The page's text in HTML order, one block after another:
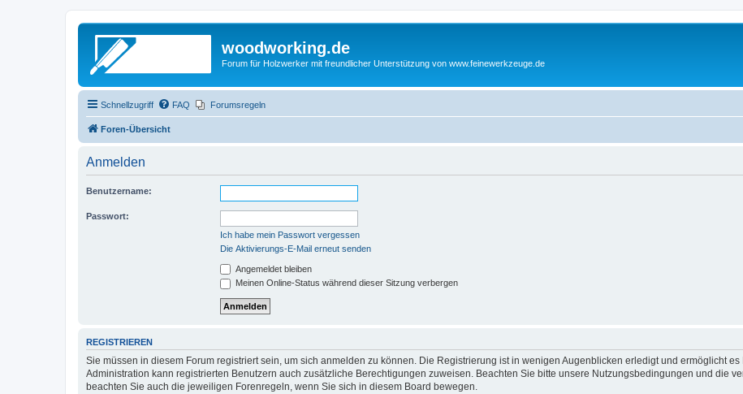
woodworking.de
Forum für Holzwerker mit freundlicher Unterstützung von www.feinewerkzeuge.de
Schnellzugriff FAQ Forumsregeln
Foren-Übersicht
Anmelden
Benutzername:
Passwort:
Ich habe mein Passwort vergessen
Die Aktivierungs-E-Mail erneut senden
Angemeldet bleiben
Meinen Online-Status während dieser Sitzung verbergen
REGISTRIEREN
Sie müssen in diesem Forum registriert sein, um sich anmelden zu können. Die Registrierung ist in wenigen Augenblicken erledigt und ermöglicht
Administration kann registrierten Benutzern auch zusätzliche Berechtigungen zuweisen. Beachten Sie bitte unsere Nutzungsbedingungen und die
beachten Sie auch die jeweiligen Forenregeln, wenn Sie sich in diesem Board bewegen.